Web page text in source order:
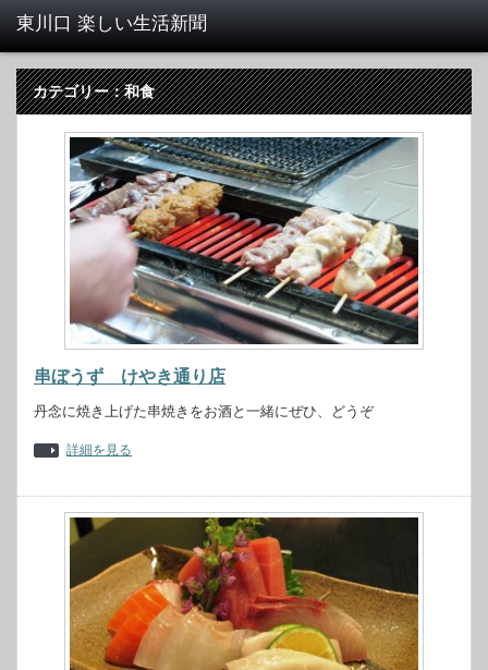
カテゴリー：和食
串ぼうず けやき通り店
丹念に焼き上げた串焼きをお酒と一緒にぜひ、どうぞ
詳細を見る